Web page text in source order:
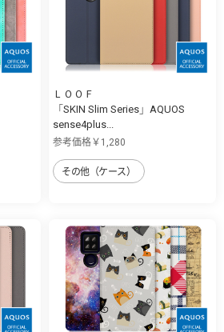
ＬＯＯＦ
「SKIN Slim Series」AQUOS
sense4plus...
参考価格￥1,280
その他（ケース）